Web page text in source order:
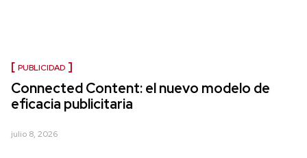
PUBLICIDAD
Connected Content: el nuevo modelo de
eficacia publicitaria
julio 8, 2026